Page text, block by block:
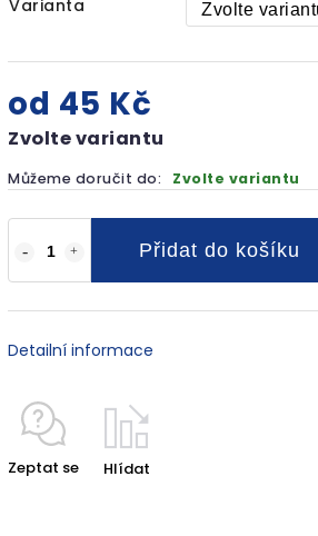
Varianta
od 45 Kč
Zvolte variantu
Můžeme doručit do: Zvolte variantu
Přidat do košíku
Detailní informace
Zeptat se Hlídat